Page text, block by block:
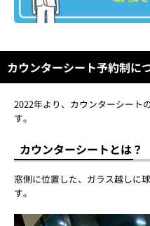
カウンターシート予約制に
2022年より、カウンターシート
す。
カウンターシートとは？
窓側に位置した、ガラス越しに
す。